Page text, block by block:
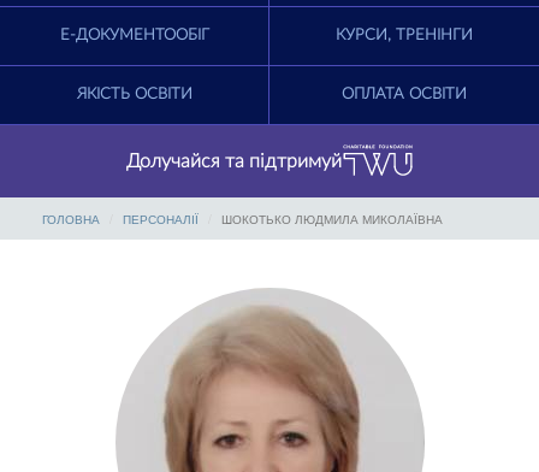
i
a
Е-ДОКУМЕНТООБІГ КУРСИ, ТРЕНІНГИ
ЯКІСТЬ ОСВІТИ ОПЛАТА ОСВІТИ
Долучайся та підтримуй
ГОЛОВНА ПЕРСОНАЛІЇ ШОКОТЬКО ЛЮДМИЛА МИКОЛАЇВНА